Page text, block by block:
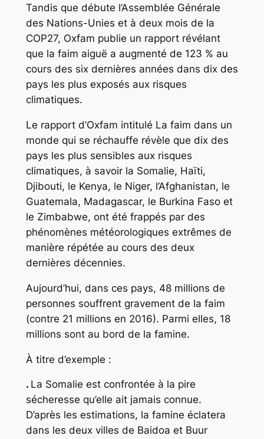
Tandis que débute l’Assemblée Générale
des Nations-Unies et à deux mois de la
COP27, Oxfam publie un rapport révélant
que la faim aiguë a augmenté de 123 % au
cours des six dernières années dans dix des
pays les plus exposés aux risques
climatiques.
Le rapport d’Oxfam intitulé La faim dans un
monde qui se réchauffe révèle que dix des
pays les plus sensibles aux risques
climatiques, à savoir la Somalie, Haïti,
Djibouti, le Kenya, le Niger, l’Afghanistan, le
Guatemala, Madagascar, le Burkina Faso et
le Zimbabwe, ont été frappés par des
phénomènes météorologiques extrêmes de
manière répétée au cours des deux
dernières décennies.
Aujourd’hui, dans ces pays, 48 millions de
personnes souffrent gravement de la faim
(contre 21 millions en 2016). Parmi elles, 18
millions sont au bord de la famine.
À titre d’exemple :
. La Somalie est confrontée à la pire
sécheresse qu’elle ait jamais connue.
D’après les estimations, la famine éclatera
dans les deux villes de Baidoa et Buur